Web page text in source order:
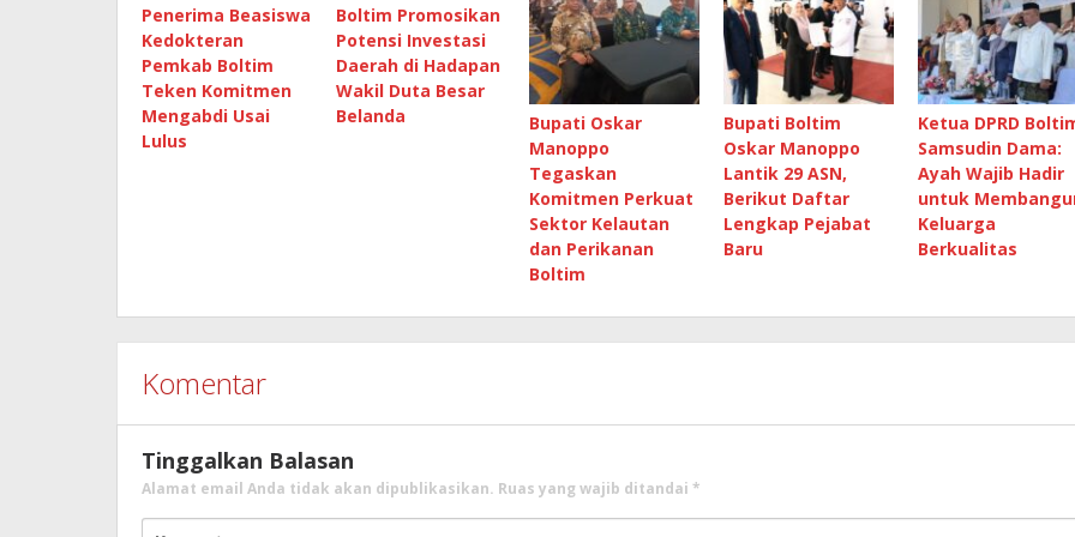
Penerima Beasiswa
Kedokteran
Pemkab Boltim
Teken Komitmen
Mengabdi Usai
Lulus
Boltim Promosikan
Potensi Investasi
Daerah di Hadapan
Wakil Duta Besar
Belanda
Bupati Oskar
Manoppo
Tegaskan
Komitmen Perkuat
Sektor Kelautan
dan Perikanan
Boltim
Bupati Boltim
Oskar Manoppo
Lantik 29 ASN,
Berikut Daftar
Lengkap Pejabat
Baru
Ketua DPRD
Samsudin Dama:
Ayah Wajib Hadir
untuk
Keluarga
Berkualitas
Komentar
Tinggalkan Balasan
Alamat email Anda tidak akan dipublikasikan. Ruas yang wajib ditandai *